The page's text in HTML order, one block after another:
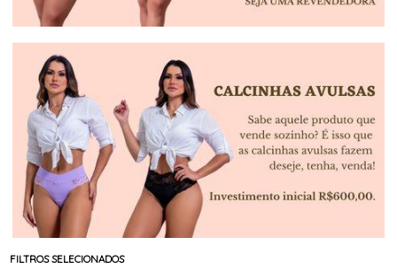
FILTROS SELECIONADOS